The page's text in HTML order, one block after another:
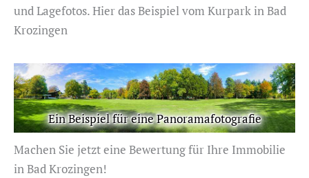
und Lagefotos. Hier das Beispiel vom Kurpark in Bad
Krozingen
Ein Beispiel für eine Panoramafotografie
Machen Sie jetzt eine Bewertung für Ihre Immobilie
in Bad Krozingen!